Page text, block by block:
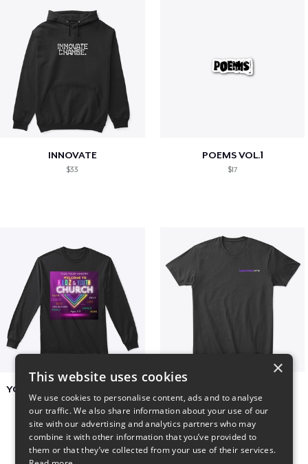
INNOVATE
$33
POEMS VOL.1
$17
YCOG YOUTH VOLUNTEERS
$31 $24
×
This website uses cookies
We use cookies to personalise content, ads and to analyse
our traffic. We also share information about your use of our
site with our advertising and analytics partners who may
combine it with other information that you’ve provided to
them or that they’ve collected from your use of their services.